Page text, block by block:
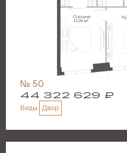
№ 50
44 322 629 ₽
Виды: Двор